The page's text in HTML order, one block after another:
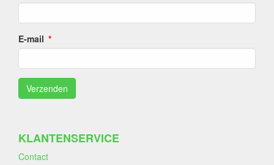
E-mail
KLANTENSERVICE
Contact